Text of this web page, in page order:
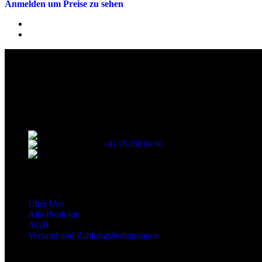
Anmelden um Preise zu sehen
+41 78 230 66 66
Über Uns
Alle Produkte
AGB
Versand und Zahlungsbedingungen